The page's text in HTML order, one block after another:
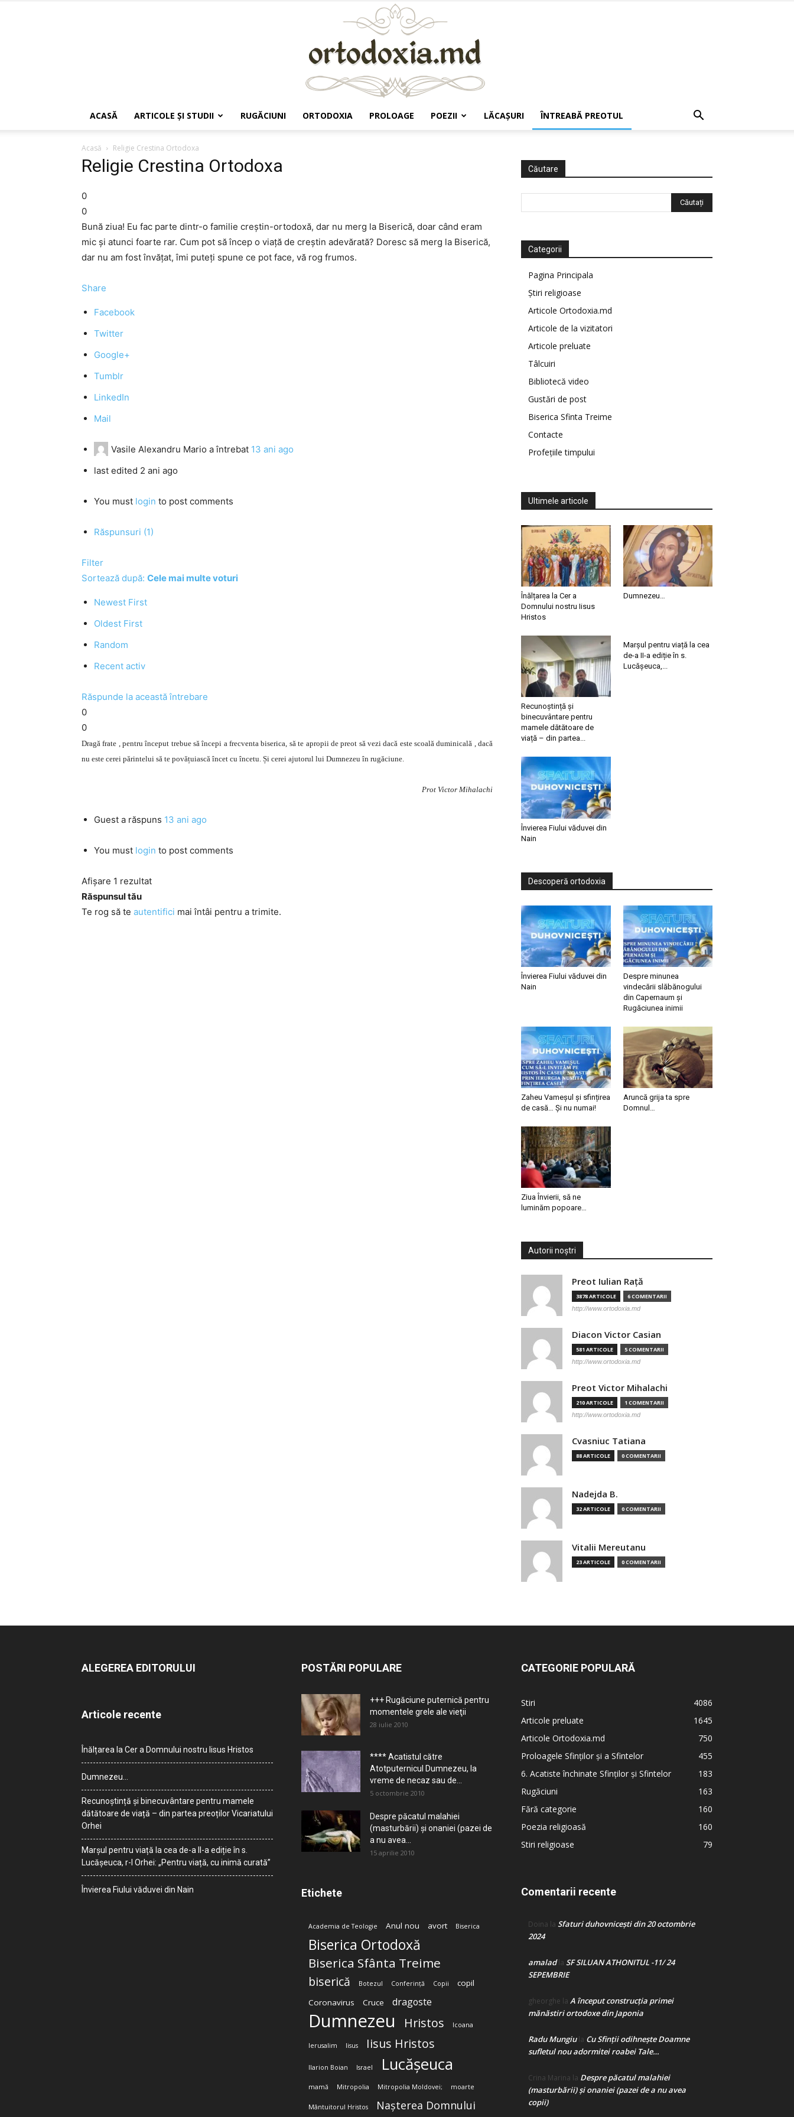
ACASĂ ARTICOLE ŞI STUDII RUGĂCIUNI ORTODOXIA PROLOAGE POEZII LĂCAŞURI ÎNTREABĂ PREOTUL
Acasă Religie Crestina Ortodoxa
Religie Crestina Ortodoxa
0
0
Bună ziua! Eu fac parte dintr-o familie creştin-ortodoxă, dar nu merg la Biserică, doar când eram
mic şi atunci foarte rar. Cum pot să încep o viaţă de creştin adevărată? Doresc să merg la Biserică,
dar nu am fost învăţat, îmi puteţi spune ce pot face, vă rog frumos.
Share
Facebook
Twitter
Google+
Tumblr
LinkedIn
Mail
Vasile Alexandru Mario a întrebat 13 ani ago
last edited 2 ani ago
You must login to post comments
Răspunsuri (1)
Filter
Sortează după: Cele mai multe voturi
Newest First
Oldest First
Random
Recent activ
Răspunde la această întrebare
0
0
Dragă frate , pentru început trebue să începi a frecventa biserica, să te apropii de preot să vezi dacă este scoală duminicală , dacă
nu este cerei părintelui să te povățuiască încet cu încetu. Și cerei ajutorul lui Dumnezeu în rugăciune.
Prot Victor Mihalachi
Guest a răspuns 13 ani ago
You must login to post comments
Afișare 1 rezultat
Răspunsul tău
Te rog să te autentifici mai întâi pentru a trimite.
Căutare
Categorii
Pagina Principala
Știri religioase
Articole Ortodoxia.md
Articole de la vizitatori
Articole preluate
Tâlcuiri
Bibliotecă video
Gustări de post
Biserica Sfinta Treime
Contacte
Profețiile timpului
Ultimele articole
Înălțarea la Cer a
Domnului nostru Iisus
Hristos
Dumnezeu…
Recunoștință și
binecuvântare pentru
mamele dătătoare de
viață – din partea...
Marșul pentru viață la cea
de-a II-a ediție în s.
Lucășeuca,...
Învierea Fiului văduvei din
Nain
Descoperă ortodoxia
Învierea Fiului văduvei din
Nain
Despre minunea
vindecării slăbănogului
din Capernaum și
Rugăciunea inimii
Zaheu Vameșul și sfințirea
de casă… Și nu numai!
Aruncă grija ta spre
Domnul…
Ziua Învierii, să ne
luminăm popoare…
Autorii noștri
Preot Iulian Raţă
3878 ARTICOLE 6 COMENTARII
http://www.ortodoxia.md
Diacon Victor Casian
581 ARTICOLE 5 COMENTARII
http://www.ortodoxia.md
Preot Victor Mihalachi
210 ARTICOLE 1 COMENTARII
http://www.ortodoxia.md
Cvasniuc Tatiana
88 ARTICOLE 0 COMENTARII
Nadejda B.
32 ARTICOLE 0 COMENTARII
Vitalii Mereutanu
23 ARTICOLE 0 COMENTARII
ALEGEREA EDITORULUI
Articole recente
Înălțarea la Cer a Domnului nostru Iisus Hristos
Dumnezeu…
Recunoștință și binecuvântare pentru mamele
dătătoare de viață – din partea preoților Vicariatului
Orhei
Marșul pentru viață la cea de-a II-a ediție în s.
Lucășeuca, r-l Orhei: „Pentru viață, cu inimă curată”
Învierea Fiului văduvei din Nain
POSTĂRI POPULARE
+++ Rugăciune puternică pentru
momentele grele ale vieţii
28 iulie 2010
**** Acatistul către
Atotputernicul Dumnezeu, la
vreme de necaz sau de...
5 octombrie 2010
Despre păcatul malahiei
(masturbării) şi onaniei (pazei de
a nu avea...
15 aprilie 2010
Etichete
Academia de Teologie Anul nou avort Biserica
Biserica Ortodoxă
Biserica Sfânta Treime
biserică Botezul Conferință Copii
copil
Coronavirus
Cruce dragoste
Dumnezeu Hristos Icoana
Ierusalim Iisus Iisus Hristos
Ilarion Boian Israel Lucășeuca
mamă Mitropolia Mitropolia Moldovei; moarte
Mântuitorul Hristos Nașterea Domnului
CATEGORIE POPULARĂ
Stiri
4086
Articole preluate
1645
Articole Ortodoxia.md
750
Proloagele Sfinților și a Sfintelor
455
6. Acatiste închinate Sfinților și Sfintelor
183
Rugăciuni
163
Fără categorie
160
Poezia religioasă
160
Stiri religioase
79
Comentarii recente
Doina la Sfaturi duhovnicești din 20 octombrie
2024
amaladla SF SILUAN ATHONITUL -11/ 24
SEPEMBRIE
gheorghe la A început construcţia primei
mănăstiri ortodoxe din Japonia
Radu Mungiula Cu Sfinții odihnește Doamne
sufletul nou adormitei roabei Tale…
Crina Marina la Despre păcatul malahiei
(masturbării) şi onaniei (pazei de a nu avea
copii)